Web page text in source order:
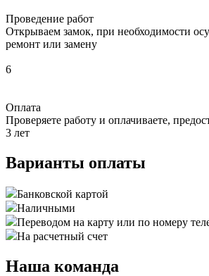
Проведение работ
Открываем замок, при необходимости
ремонт или замену
6
Оплата
Проверяете работу и оплачиваете,
3 лет
Варианты оплаты
Банковской картой
Наличными
Переводом на карту или по номеру
На расчетный счет
Наша команда